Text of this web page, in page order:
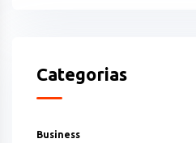
Categorias
Business